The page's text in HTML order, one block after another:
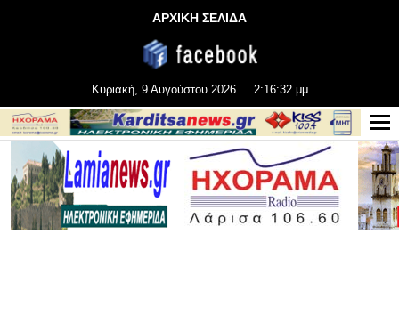
ΑΡΧΙΚΗ ΣΕΛΙΔΑ
Κυριακή, 9 Αυγούστου 2026 2:16:33 μμ